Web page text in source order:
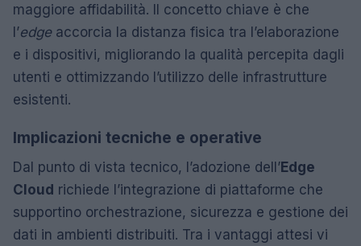
maggiore affidabilità. Il concetto chiave è che
l’edgeaccorcia la distanza fisica tra l’elaborazione
e i dispositivi, migliorando la qualità percepita dagli
utenti e ottimizzando l’utilizzo delle infrastrutture
esistenti.
Implicazioni tecniche e operative
Dal punto di vista tecnico, l’adozione dell’Edge
Cloud richiede l’integrazione di piattaforme che
supportino orchestrazione, sicurezza e gestione dei
dati in ambienti distribuiti. Tra i vantaggi attesi vi